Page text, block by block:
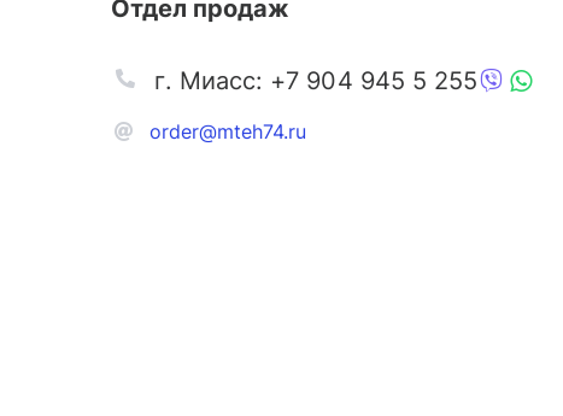
Отдел продаж
order@mteh74.ru
г. Миасс: +7 904 945 5 255